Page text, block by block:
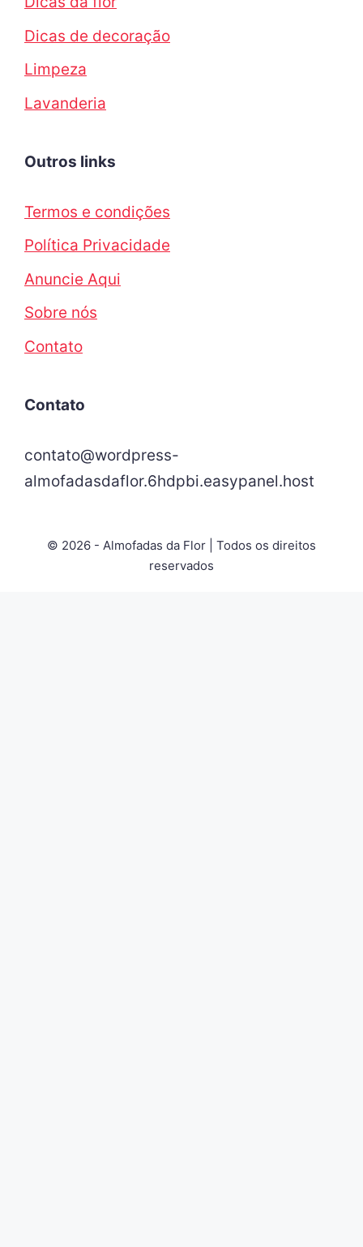
Dicas de decoração
Limpeza
Lavanderia
Outros links
Termos e condições
Política Privacidade
Anuncie Aqui
Sobre nós
Contato
Contato
contato@wordpress-
almofadasdaflor.6hdpbi.easypanel.host
© 2026 - Almofadas da Flor | Todos os direitos
reservados